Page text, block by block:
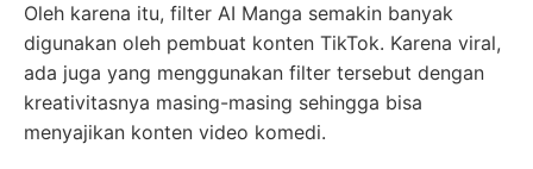
Oleh karena itu, filter AI Manga semakin banyak
digunakan oleh pembuat konten TikTok. Karena viral,
ada juga yang menggunakan filter tersebut dengan
kreativitasnya masing-masing sehingga bisa
menyajikan konten video komedi.